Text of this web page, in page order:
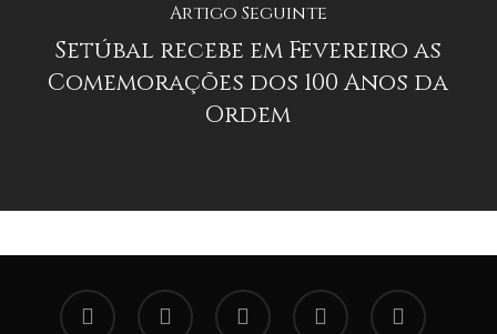
Artigo Seguinte
Setúbal recebe em Fevereiro as
Comemorações dos 100 Anos da
Ordem
facebook linkedin youtube instagram tiktok